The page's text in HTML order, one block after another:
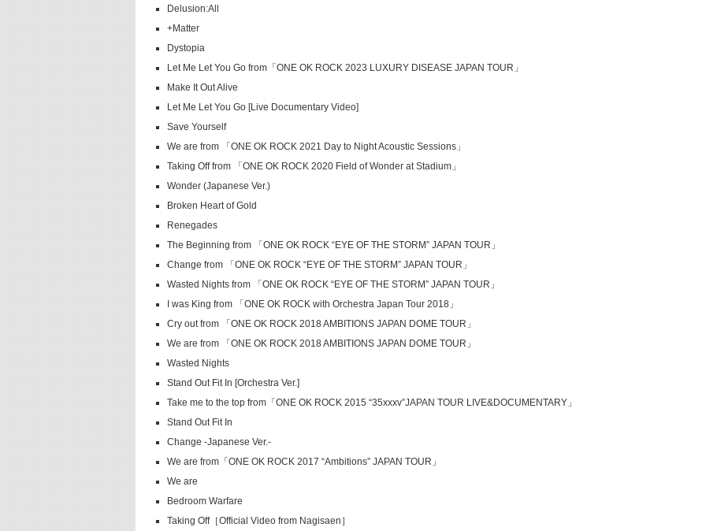
Delusion:All
+Matter
Dystopia
Let Me Let You Go from「ONE OK ROCK 2023 LUXURY DISEASE JAPAN TOUR」
Make It Out Alive
Let Me Let You Go [Live Documentary Video]
Save Yourself
We are from 「ONE OK ROCK 2021 Day to Night Acoustic Sessions」
Taking Off from 「ONE OK ROCK 2020 Field of Wonder at Stadium」
Wonder (Japanese Ver.)
Broken Heart of Gold
Renegades
The Beginning from 「ONE OK ROCK “EYE OF THE STORM” JAPAN TOUR」
Change from 「ONE OK ROCK “EYE OF THE STORM” JAPAN TOUR」
Wasted Nights from 「ONE OK ROCK “EYE OF THE STORM” JAPAN TOUR」
I was King from 「ONE OK ROCK with Orchestra Japan Tour 2018」
Cry out from 「ONE OK ROCK 2018 AMBITIONS JAPAN DOME TOUR」
We are from 「ONE OK ROCK 2018 AMBITIONS JAPAN DOME TOUR」
Wasted Nights
Stand Out Fit In [Orchestra Ver.]
Take me to the top from「ONE OK ROCK 2015 “35xxxv”JAPAN TOUR LIVE&DOCUMENTARY」
Stand Out Fit In
Change -Japanese Ver.-
We are from「ONE OK ROCK 2017 “Ambitions” JAPAN TOUR」
We are
Bedroom Warfare
Taking Off［Official Video from Nagisaen］